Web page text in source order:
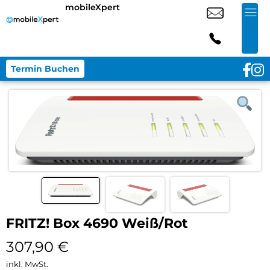
mobileXpert
Termin Buchen
FRITZ! Box 4690 Weiß/Rot
307,90 €
inkl. MwSt.